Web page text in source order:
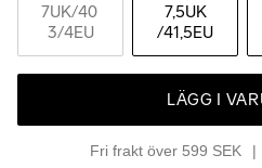
7UK/40
3/4EU
7,5UK
/41,5EU
LÄGG I
Fri frakt över 599 SEK